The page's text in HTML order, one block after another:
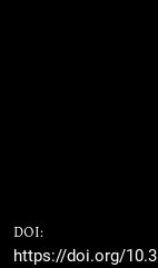
DOI:
https://doi.org/